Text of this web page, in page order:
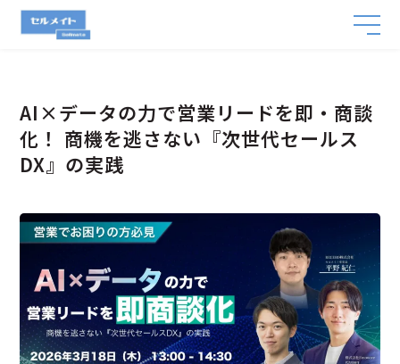
AI×データの力で営業リードを即・商談
化！ 商機を逃さない『次世代セールス
DX』の実践